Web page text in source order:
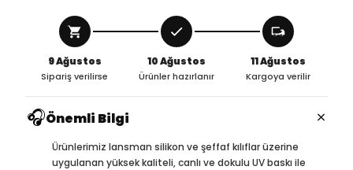
9 Ağustos
Sipariş verilirse
10 Ağustos
Ürünler hazırlanır
11 Ağustos
Kargoya verilir
🎧Önemli Bilgi ×
Ürünlerimiz lansman silikon ve şeffaf kılıflar üzerine
uygulanan yüksek kaliteli, canlı ve dokulu UV baskı ile